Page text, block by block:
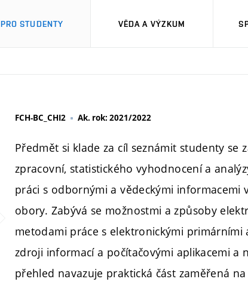
PRO STUDENTY VĚDA A VÝZKUM
FCH-BC_CHI2 Ak. rok: 2021/2022
Předmět si klade za cíl seznámit studenty
zpracovní, statistického vyhodnocení a
práci s odbornými a vědeckými informacemi
obory. Zabývá se možnostmi a způsoby
metodami práce s elektronickými
zdroji informací a počítačovými aplikacemi
přehled navazuje praktická část zaměřená